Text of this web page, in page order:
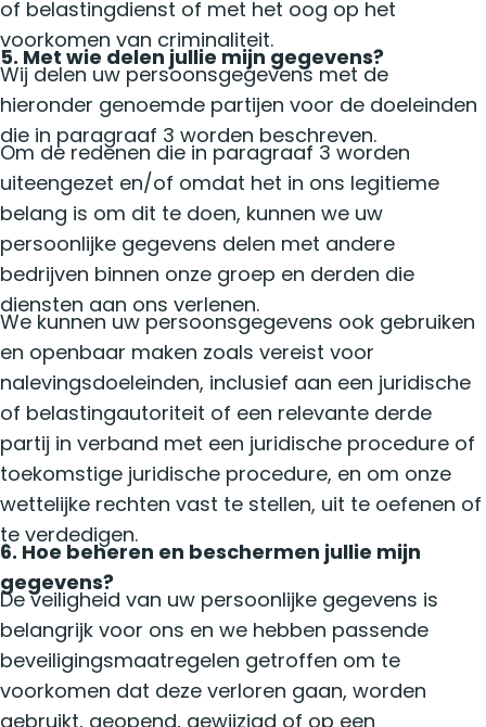
of belastingdienst of met het oog op het
voorkomen van criminaliteit.
5. Met wie delen jullie mijn gegevens?
Wij delen uw persoonsgegevens met de
hieronder genoemde partijen voor de doeleinden
die in paragraaf 3 worden beschreven.
Om de redenen die in paragraaf 3 worden
uiteengezet en/of omdat het in ons legitieme
belang is om dit te doen, kunnen we uw
persoonlijke gegevens delen met andere
bedrijven binnen onze groep en derden die
diensten aan ons verlenen.
We kunnen uw persoonsgegevens ook gebruiken
en openbaar maken zoals vereist voor
nalevingsdoeleinden, inclusief aan een juridische
of belastingautoriteit of een relevante derde
partij in verband met een juridische procedure of
toekomstige juridische procedure, en om onze
wettelijke rechten vast te stellen, uit te oefenen of
te verdedigen.
6. Hoe beheren en beschermen jullie mijn
gegevens?
De veiligheid van uw persoonlijke gegevens is
belangrijk voor ons en we hebben passende
beveiligingsmaatregelen getroffen om te
voorkomen dat deze verloren gaan, worden
gebruikt, geopend, gewijzigd of op een